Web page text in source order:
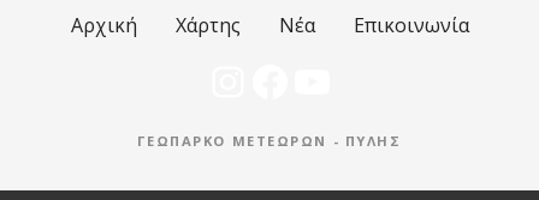
Αρχική Χάρτης Νέα Επικοινωνία
ΓΕΩΠΆΡΚΟ ΜΕΤΕΏΡΩΝ - ΠΎΛΗΣ